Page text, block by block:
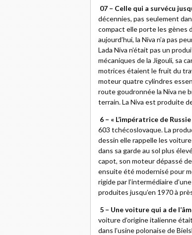
07 – Celle qui a survécu
décennies, pas seulement
compact elle porte les gènes
aujourd’hui, la Niva n’a pas
Lada Niva n’était pas un
mécaniques de la Jigouli, sa
motrices étaient le fruit du
moteur quatre cylindres
route goudronnée la Niva ne
terrain. La Niva est produite
6 – « L’impératrice de Russie
603 tchécoslovaque. La
dessin elle rappelle les
dans sa garde au sol plus
capot, son moteur dépassé
ensuite été modernisé pour
rigide par l’intermédiaire
produites jusqu’en 1970 à
5 – Une voiture qui a de
voiture d’origine italienne
dans l’usine polonaise de